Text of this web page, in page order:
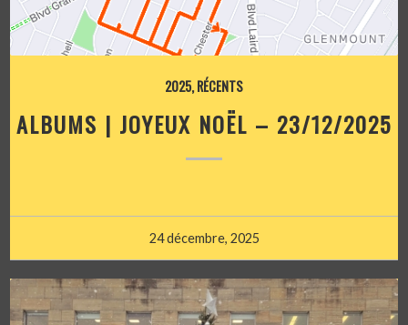
2025,RÉCENTS
ALBUMS | JOYEUX NOËL – 23/12/2025
24 décembre, 2025